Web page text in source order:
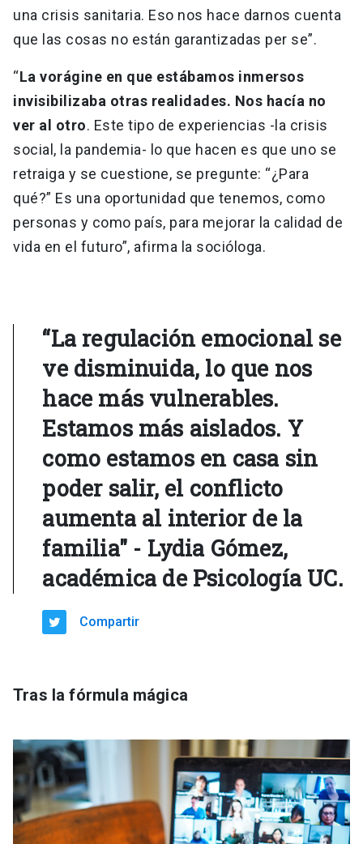
una crisis sanitaria. Eso nos hace darnos cuenta
que las cosas no están garantizadas per se”.
“La vorágine en que estábamos inmersos
invisibilizaba otras realidades. Nos hacía no
ver al otro. Este tipo de experiencias -la crisis
social, la pandemia- lo que hacen es que uno se
retraiga y se cuestione, se pregunte: “¿Para
qué?” Es una oportunidad que tenemos, como
personas y como país, para mejorar la calidad de
vida en el futuro”, afirma la socióloga.
“La regulación emocional se
ve disminuida, lo que nos
hace más vulnerables.
Estamos más aislados. Y
como estamos en casa sin
poder salir, el conflicto
aumenta al interior de la
familia" - Lydia Gómez,
académica de Psicología UC.
Compartir
Tras la fórmula mágica